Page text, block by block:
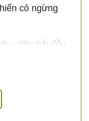
cỏ ngừng
– dàn trải đều,